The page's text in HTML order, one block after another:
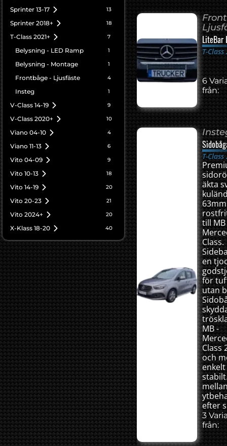
Sprinter 13-17 13
Sprinter 2018+ 18
T-Class 2021+ 7
Belysning - LED Ramp 1
Belysning - Montage 1
Frontbåge - Ljusfäste 4
Insteg 1
V-Class 14-19 9
V-Class 2020+ 10
Viano 04-10 4
Viano 11-13 6
Vito 04-09 9
Vito 10-13 18
Vito 14-19 20
Vito 20-23 21
Vito 2024+ 20
X-Klass 18-20 40
LiteBar
T-
6
från:
T-
äkta
63mm
till MB
Class.
en
för
utan
MB -
Class
och
efter
3
från: